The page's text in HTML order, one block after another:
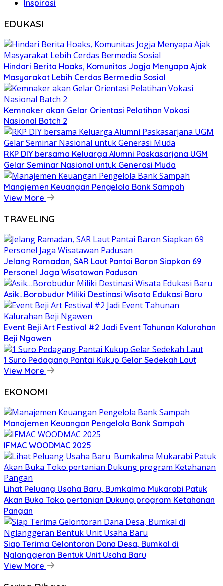
Inspirasi
EDUKASI
Hindari Berita Hoaks, Komunitas Jogja Menyapa Ajak
Masyarakat Lebih Cerdas Bermedia Sosial
Kemnaker akan Gelar Orientasi Pelatihan Vokasi
Nasional Batch 2
RKP DIY bersama Keluarga Alumni Paskasarjana UGM
Gelar Seminar Nasional untuk Generasi Muda
Manajemen Keuangan Pengelola Bank Sampah
View More
TRAVELING
Jelang Ramadan, SAR Laut Pantai Baron Siapkan 69
Personel Jaga Wisatawan Padusan
Asik…Borobudur Miliki Destinasi Wisata Edukasi Baru
Event Beji Art Festival #2 Jadi Event Tahunan Kalurahan
Beji Ngawen
1 Suro Pedagang Pantai Kukup Gelar Sedekah Laut
View More
EKONOMI
Manajemen Keuangan Pengelola Bank Sampah
IFMAC WOODMAC 2025
Lihat Peluang Usaha Baru, Bumkalma Mukarabi Patuk
Akan Buka Toko pertanian Dukung program Ketahanan
Pangan
Siap Terima Gelontoran Dana Desa, Bumkal di
Nglanggeran Bentuk Unit Usaha Baru
View More